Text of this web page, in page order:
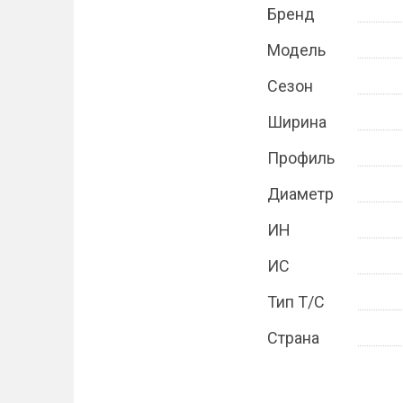
Бренд
Модель
Сезон
Ширина
Профиль
Диаметр
ИН
ИС
Тип Т/С
Страна